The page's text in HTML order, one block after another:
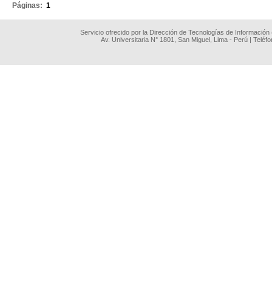
Páginas: 1
Servicio ofrecido por la Dirección de Tecnologías de
Av. Universitaria N° 1801, San Miguel, Lima - Perú |